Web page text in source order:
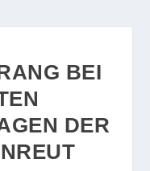
BEI D
G
DER S